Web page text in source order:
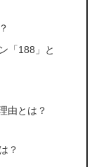
「188」と
由とは？
？